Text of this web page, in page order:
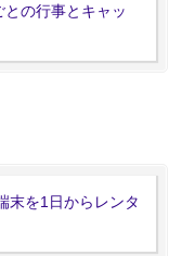
の行事とキャッ
末を1日からレンタ